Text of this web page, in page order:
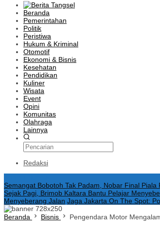
Beranda
Pemerintahan
Politik
Peristiwa
Hukum & Kriminal
Otomotif
Ekonomi & Bisnis
Kesehatan
Pendidikan
Kuliner
Wisata
Event
Opini
Komunitas
Olahraga
Lainnya
Redaksi
Semangat Bobotoh Tak Padam, Nobar Final
Sejak Pagi, Brimob Kaltara Bantu Pelajar
Menyeberang Jalan Jaga Jakarta On The Spot:
Beranda Bisnis Pengendara Motor